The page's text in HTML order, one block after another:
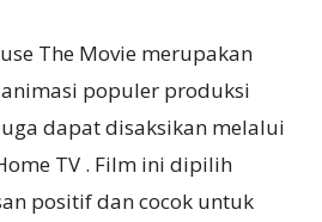
The Movie merupakan
populer produksi
dapat disaksikan melalui
TV . Film ini dipilih
positif dan cocok untuk